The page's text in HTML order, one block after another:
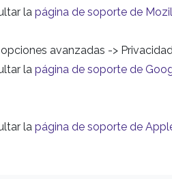
la página de soporte de
avanzadas ->
la página de soporte de
la página de soporte de